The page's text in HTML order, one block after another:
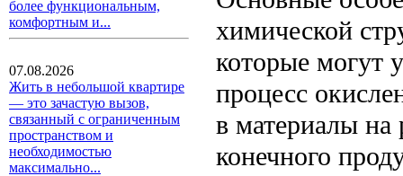
более функциональным,
комфортным и...
07.08.2026
Жить в небольшой квартире
— это зачастую вызов,
связанный с ограниченным
пространством и
необходимостью
максимально...
химической
которые могут
процесс
в материалы на
конечного